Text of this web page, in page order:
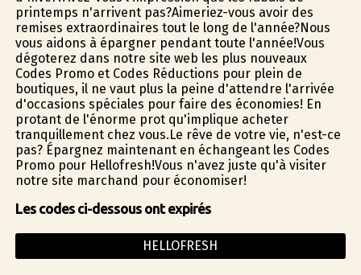
printemps n'arrivent pas?Aimeriez-vous avoir des
remises extraordinaires tout le long de l'année?Nous
vous aidons à épargner pendant toute l'année!Vous
dégoterez dans notre site web les plus nouveaux
Codes Promo et Codes Réductions pour plein de
boutiques, il ne vaut plus la peine d'attendre l'arrivée
d'occasions spéciales pour faire des économies! En
profitant de l'énorme profit qu'implique acheter
tranquillement chez vous.Le rêve de votre vie, n'est-ce
pas? Épargnez maintenant en échangeant les Codes
Promo pour Hellofresh!Vous n'avez juste qu'à visiter
notre site marchand pour économiser!
Les codes ci-dessous ont expirés
HELLOFRESH